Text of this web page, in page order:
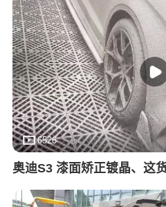
6526
奥迪S3 漆面矫正镀晶、这